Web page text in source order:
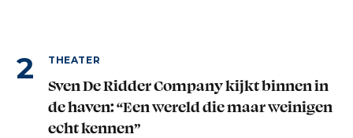
THEATER
Sven De Ridder Company kijkt binnen in
de haven: “Een wereld die maar weinigen
echt kennen”